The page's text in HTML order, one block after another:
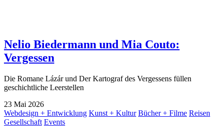
Nelio Biedermann und Mia Couto:
Vergessen
Die Romane Lázár und Der Kartograf des Vergessens füllen
geschichtliche Leerstellen
23 Mai 2026
Webdesign + Entwicklung Kunst + Kultur Bücher + Filme Reisen
Gesellschaft Events